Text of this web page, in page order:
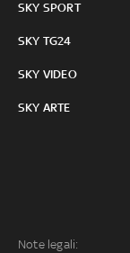
SKY SPORT
SKY TG24
SKY VIDEO
SKY ARTE
Note legali: